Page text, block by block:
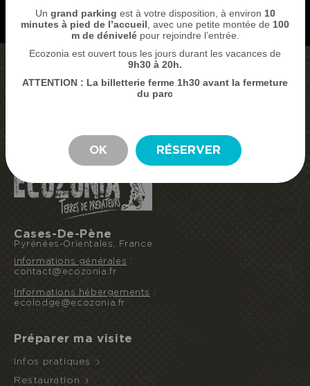
ACHETER MES BILLETS
Cases-De-Pène
Pyrénées-Orientales, France
Informations générales :
contact@ecozonia.fr
Informations hébergements
:
ecolodge@ecozonia.fr
Préparer ma visite
Infos pratiques
Restauration
SEJOUR
Un grand parking est à votre disposition, à environ 10
minutes à pied de l’accueil , avec une petite montée de 100
m de dénivelépour rejoindre l’entrée.
Ecozonia est ouvert tous les jours durant les vacances de
9h30 à 20h.
ATTENTION : La billetterie ferme 1h30 avant la fermeture
du parc
OK RÉSERVER